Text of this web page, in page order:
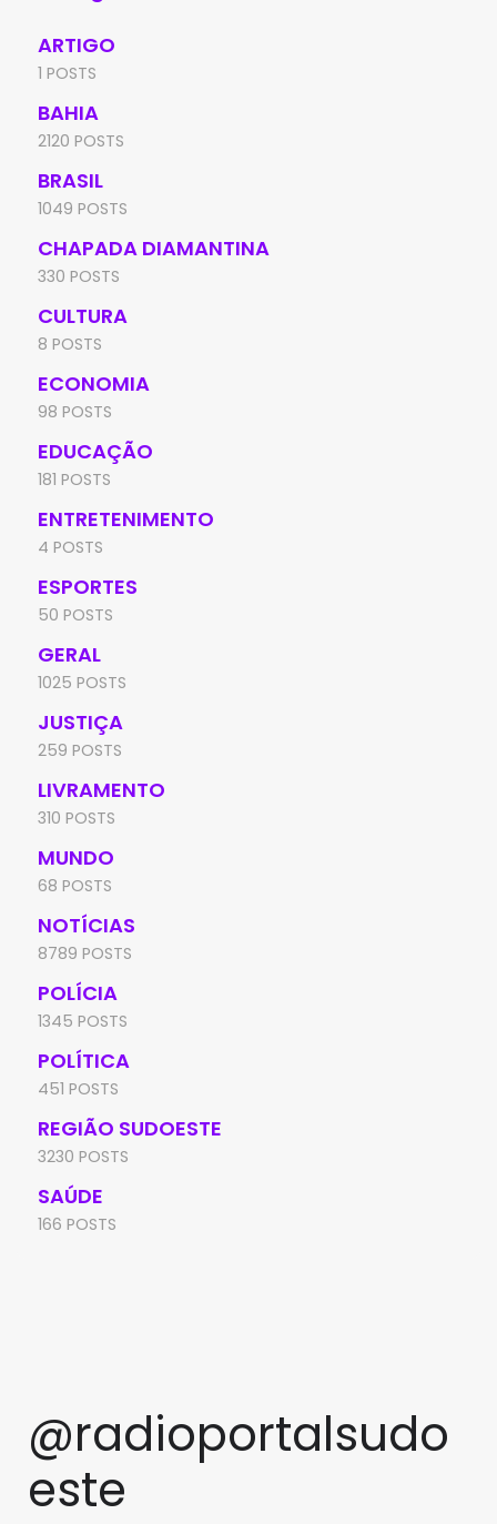
ARTIGO
1 POSTS
BAHIA
2120 POSTS
BRASIL
1049 POSTS
CHAPADA DIAMANTINA
330 POSTS
CULTURA
8 POSTS
ECONOMIA
98 POSTS
EDUCAÇÃO
181 POSTS
ENTRETENIMENTO
4 POSTS
ESPORTES
50 POSTS
GERAL
1025 POSTS
JUSTIÇA
259 POSTS
LIVRAMENTO
310 POSTS
MUNDO
68 POSTS
NOTÍCIAS
8789 POSTS
POLÍCIA
1345 POSTS
POLÍTICA
451 POSTS
REGIÃO SUDOESTE
3230 POSTS
SAÚDE
166 POSTS
@radioportalsudo
este